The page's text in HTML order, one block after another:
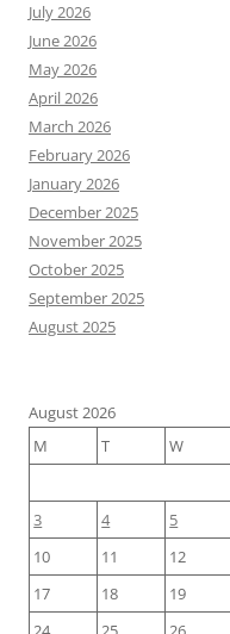
July 2026
June 2026
May 2026
April 2026
March 2026
February 2026
January 2026
December 2025
November 2025
October 2025
September 2025
August 2025
August 2026
M
T W
3
4 5
10
11 12
17
18 19